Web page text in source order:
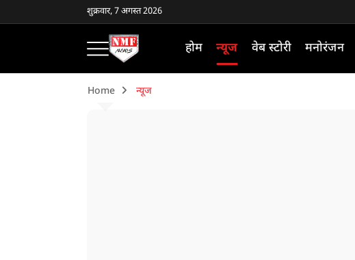
शुक्रवार, 7 अगस्त 2026
होम न्यूज वेब स्टोरी मनोरंजन
Home न्यूज